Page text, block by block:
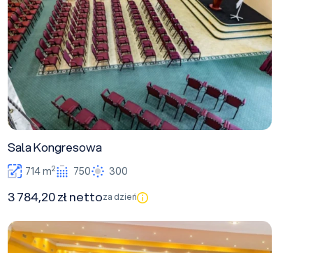
Sala Kongresowa
714 m2 750 300
3 784,20 zł nettoza dzień
Sala 12